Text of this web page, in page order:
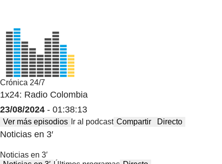
Crónica 24/7
1x24: Radio Colombia
23/08/2024 - 01:38:13
Ver más episodios Ir al podcast Compartir Directo
Noticias en 3′
Noticias en 3′